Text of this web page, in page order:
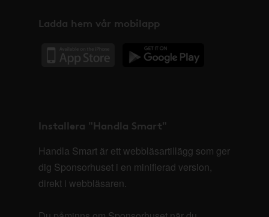
Ladda hem vår mobilapp
Installera "Handla Smart"
Handla Smart är ett webbläsartillägg som ger
dig Sponsorhuset i en minifierad version,
direkt i webbläsaren.